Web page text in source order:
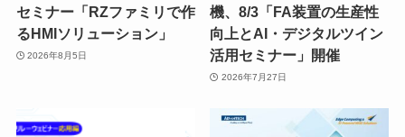
セミナー「RZファミリで作
るHMIソリューション」
2026年8月5日
機、8/3「FA装置の生産性
向上とAI・デジタルツイン
活用セミナー」開催
2026年7月27日